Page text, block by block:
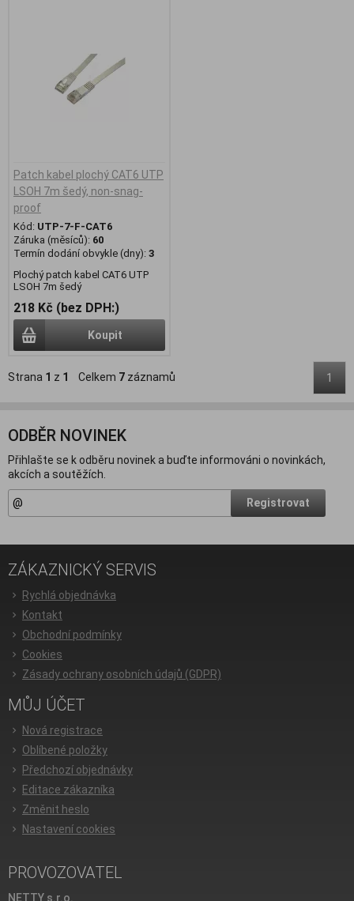
Patch kabel plochý CAT6 UTP
LSOH 7m šedý, non-snag-
proof
Kód: UTP-7-F-CAT6
Záruka (měsíců): 60
Termín dodání obvykle (dny): 3
Plochý patch kabel CAT6 UTP
LSOH 7m šedý
218 Kč (bez DPH:)
Koupit
Strana 1 z 1 Celkem 7 záznamů 1
ODBĚR NOVINEK
Přihlašte se k odběru novinek a buďte informováni o novinkách,
akcích a soutěžích.
Registrovat
ZÁKAZNICKÝ SERVIS
Rychlá objednávka
Kontakt
Obchodní podmínky
Cookies
Zásady ochrany osobních údajů (GDPR)
MŮJ ÚČET
Nová registrace
Oblíbené položky
Předchozí objednávky
Editace zákazníka
Změnit heslo
Nastavení cookies
PROVOZOVATEL
NETTY s.r.o.